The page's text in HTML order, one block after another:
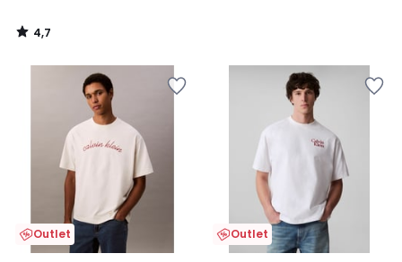
4,7
/
Outlet Outlet